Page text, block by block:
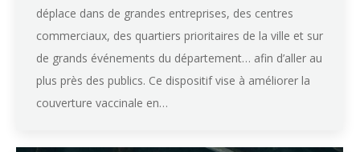
déplace dans de grandes entreprises, des centres
commerciaux, des quartiers prioritaires de la ville et sur
de grands événements du département… afin d’aller au
plus près des publics. Ce dispositif vise à améliorer la
couverture vaccinale en…